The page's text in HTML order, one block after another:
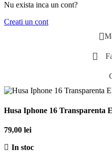
Nu exista inca un cont?
Creati un cont
Husa Iphone 16 Transparenta
79,00 lei
In stoc